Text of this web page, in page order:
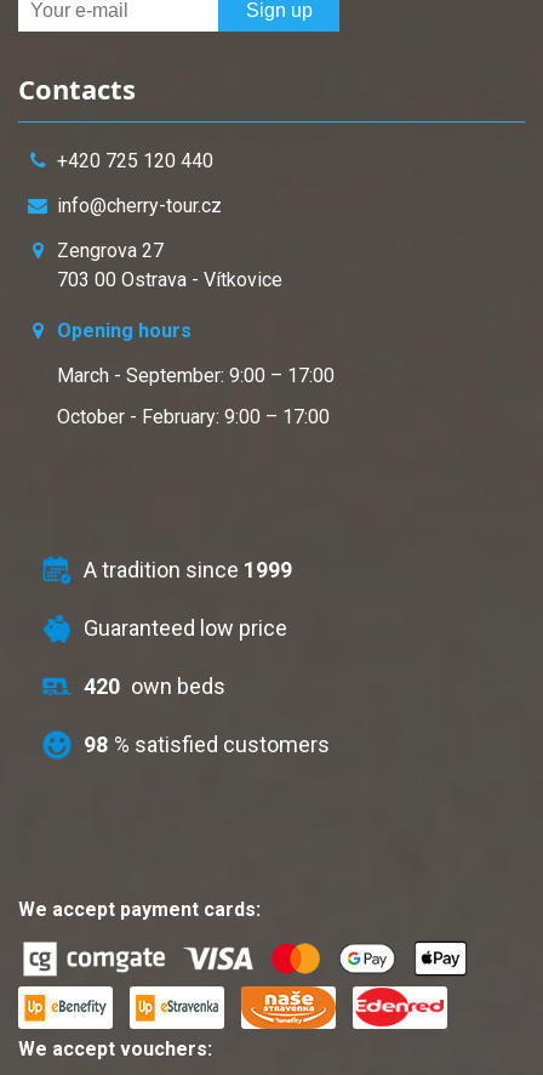
Contacts
+420 725 120 440
info@cherry-tour.cz
Zengrova 27
703 00 Ostrava - Vítkovice
Opening hours
March - September: 9:00 – 17:00
October - February: 9:00 – 17:00
A tradition since 1999
Guaranteed low price
420 own beds
98 % satisfied customers
We accept payment cards:
We accept vouchers: